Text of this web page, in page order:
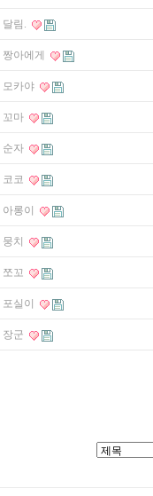
달림.
짱아에게
모카야
꼬마
순자
코코
아롱이
뭉치
쪼꼬
포실이
장군